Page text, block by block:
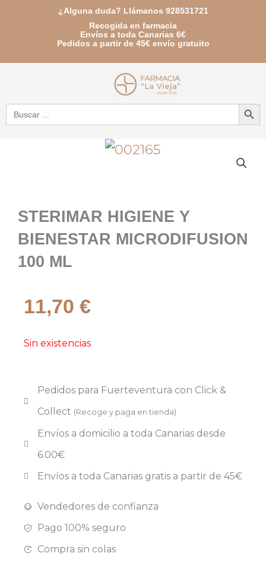
¿Alguna duda? Llámanos 928531721
Recogida en farmacia
Envíos a toda Canarias 6€
Pedidos a partir de 45€ envío gratuito
Buscar: Botón de
STERIMAR HIGIENE Y
BIENESTAR MICRODIFUSION
100 ML
11,70 €
Sin existencias
Pedidos para Fuerteventura con Click &
Collect (Recoge y paga en tienda)
Envíos a domicilio a toda Canarias desde
6.00€
Envíos a toda Canarias gratis a partir de 45€
Vendedores de confianza
Pago 100% seguro
Compra sin colas